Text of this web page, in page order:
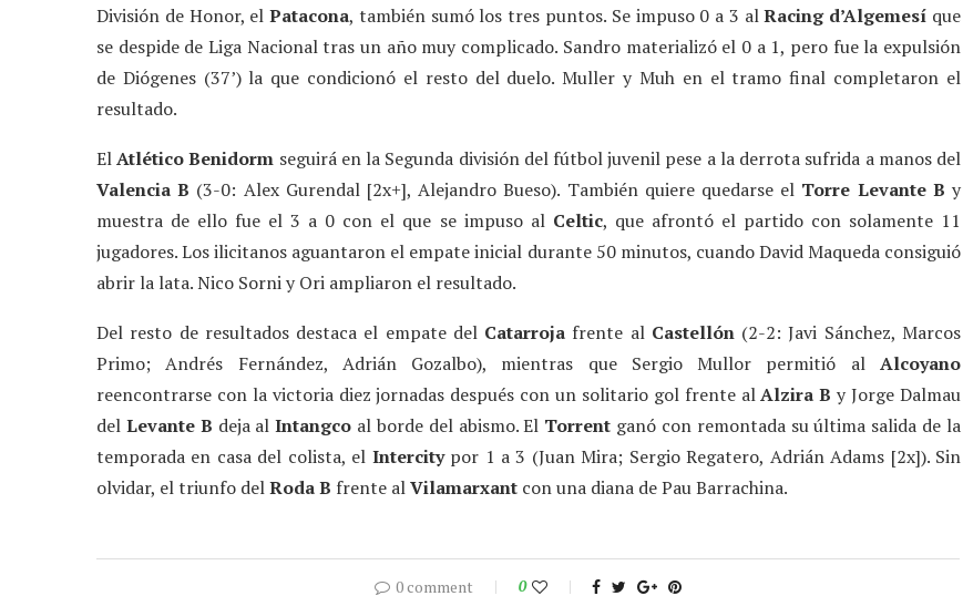
División de Honor, elPatacona, también sumó los tres puntos. Se impuso 0 a 3 alRacing d’Algemesí que
se despide de Liga Nacional tras un año muy complicado. Sandro materializó el 0 a 1, pero fue la expulsión
de Diógenes (37’) la que condicionó el resto del duelo. Muller y Muh en el tramo final completaron el
resultado.
ElAtlético Benidorm seguirá en la Segunda división del fútbol juvenil pese a la derrota sufrida a manos del
Valencia B (3-0: Alex Gurendal [2x+], Alejandro Bueso). También quiere quedarse el Torre Levante B y
muestra de ello fue el 3 a 0 con el que se impuso al Celtic, que afrontó el partido con solamente 11
jugadores. Los ilicitanos aguantaron el empate inicial durante 50 minutos, cuando David Maqueda consiguió
abrir la lata. Nico Sorni y Ori ampliaron el resultado.
Del resto de resultados destaca el empate del Catarroja frente al Castellón(2-2: Javi Sánchez, Marcos
Primo; Andrés Fernández, Adrián Gozalbo), mientras que Sergio Mullor permitió al Alcoyano
reencontrarse con la victoria diez jornadas después con un solitario gol frente alAlzira B y Jorge Dalmau
del Levante B deja alIntangco al borde del abismo. El Torrent ganó con remontada su última salida de la
temporada en casa del colista, el Intercitypor 1 a 3 (Juan Mira; Sergio Regatero, Adrián Adams [2x]). Sin
olvidar, el triunfo delRoda B frente alVilamarxant con una diana de Pau Barrachina.
0 comment 0